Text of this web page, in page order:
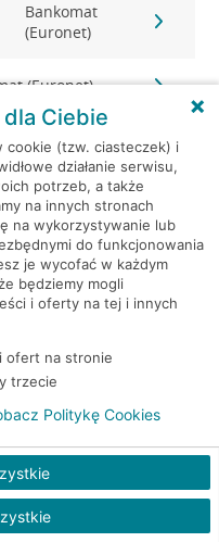
Bankomat
(Euronet)
(Euronet)
(Euronet)
(Euronet)
Bankomat (Euronet)
Bankomat w
placówce CA BP
Bankomat w
placówce CA BP
Bankomat (Euronet)
Bankomat
(Euronet)
Ciebie
cookie (tzw. ciasteczek) i
działanie serwisu,
potrzeb, a także
na innych stronach
na wykorzystywanie lub
do funkcjonowania
je wycofać w każdym
będziemy mogli
i oferty na tej i innych
ofert na stronie
trzecie
Politykę Cookies